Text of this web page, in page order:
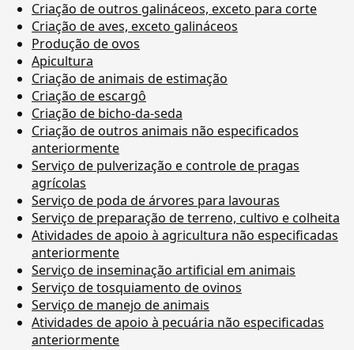
Criação de outros galináceos, exceto para corte
Criação de aves, exceto galináceos
Produção de ovos
Apicultura
Criação de animais de estimação
Criação de escargô
Criação de bicho-da-seda
Criação de outros animais não especificados
anteriormente
Serviço de pulverização e controle de pragas
agrícolas
Serviço de poda de árvores para lavouras
Serviço de preparação de terreno, cultivo e colheita
Atividades de apoio à agricultura não especificadas
anteriormente
Serviço de inseminação artificial em animais
Serviço de tosquiamento de ovinos
Serviço de manejo de animais
Atividades de apoio à pecuária não especificadas
anteriormente